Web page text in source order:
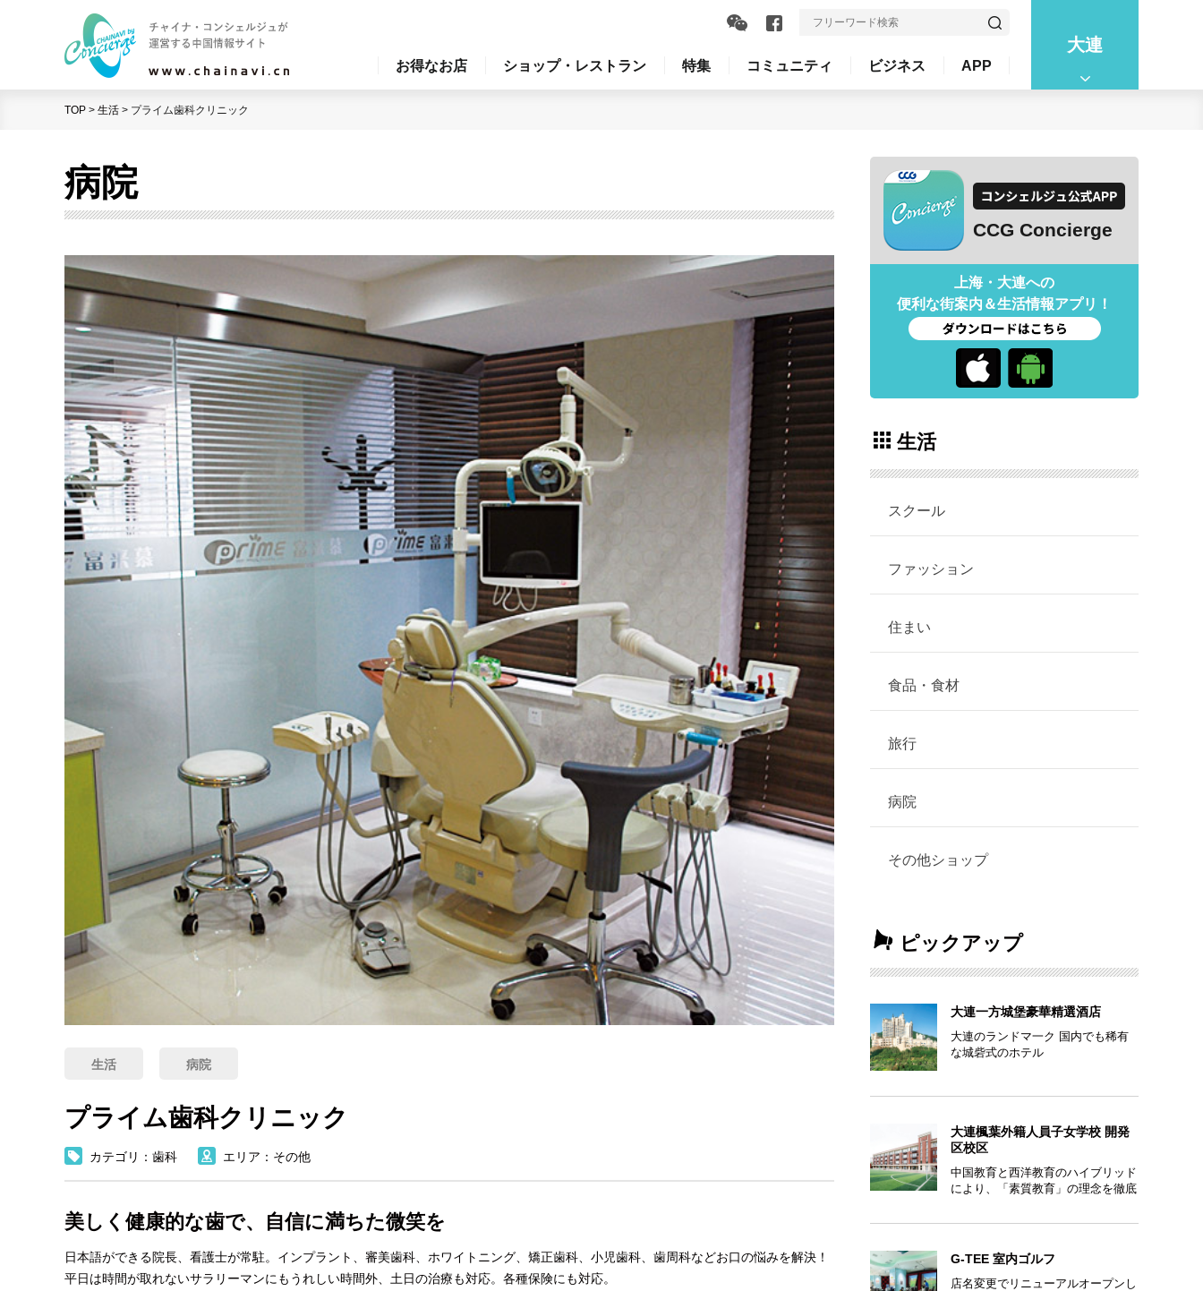
大連
お得なお店 ショップ・レストラン 特集 コミュニティ ビジネス APP
TOP > 生活 > プライム歯科クリニック
病院
生活 病院
プライム歯科クリニック
カテゴリ：歯科 エリア：その他
美しく健康的な歯で、自信に満ちた微笑を
日本語ができる院長、看護士が常駐。インプラント、審美歯科、ホワイトニング、矯正歯科、小児歯科、歯周科などお口の悩みを解決！
平日は時間が取れないサラリーマンにもうれしい時間外、土日の治療も対応。各種保険にも対応。
CCG Concierge
上海・大連への
便利な街案内＆生活情報アプリ！
生活
スクール
ファッション
住まい
食品・食材
旅行
病院
その他ショップ
ピックアップ
大連一方城堡豪華精選酒店
大連のランドマ一ク 国内でも稀有
な城砦式のホテル
大連楓葉外籍人員子女学校 開発
区校区
中国教育と西洋教育のハイブリッド
により、「素質教育」の理念を徹底
G-TEE 室内ゴルフ
店名変更でリニューアルオープンし